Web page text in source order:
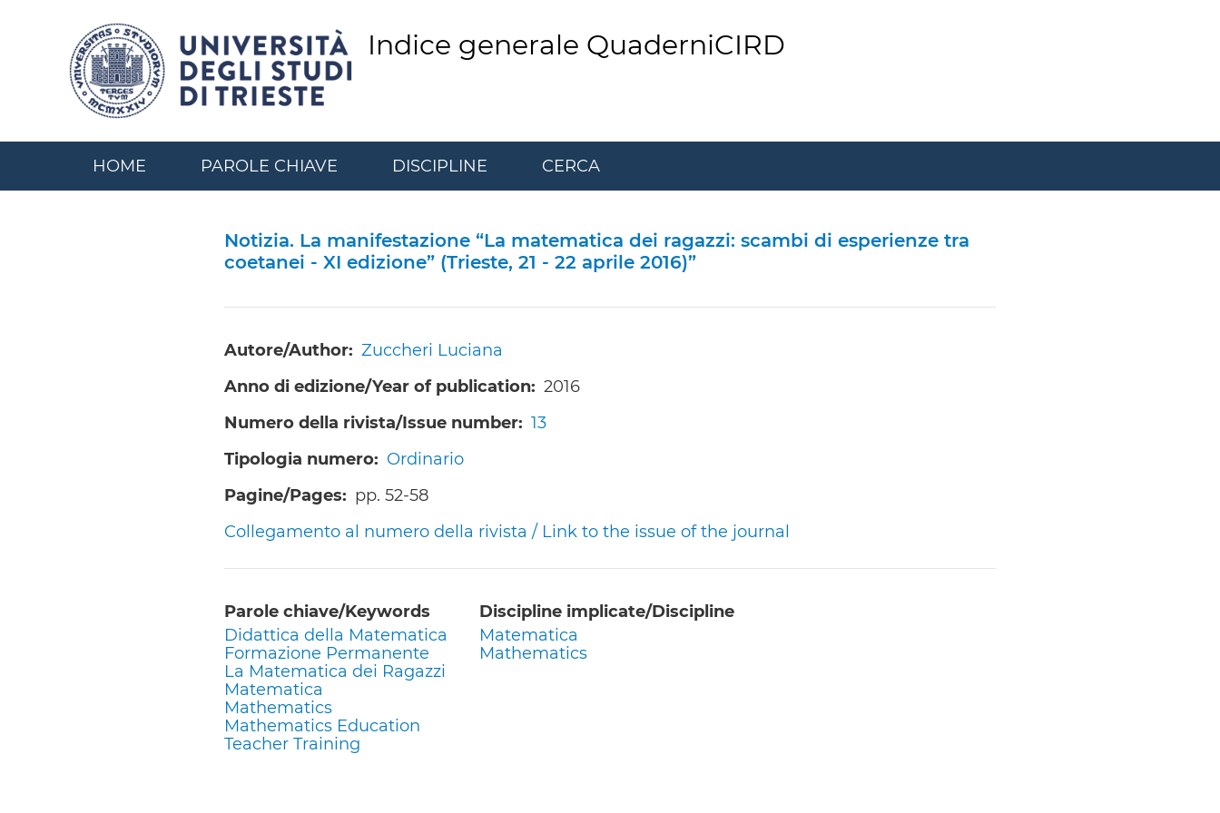
contenuto
principale
Indice generale QuaderniCIRD
HOME PAROLE CHIAVE DISCIPLINE CERCA
Notizia. La manifestazione “La matematica dei ragazzi: scambi di esperienze tra
coetanei - XI edizione” (Trieste, 21 - 22 aprile 2016)”
Autore/Author
Zuccheri Luciana
Anno di edizione/Year of publication
2016
Numero della rivista/Issue number
13
Tipologia numero
Ordinario
Pagine/Pages
pp. 52-58
Collegamento al numero della rivista / Link to the issue of the journal
Parole chiave/Keywords
Didattica della Matematica
Formazione Permanente
La Matematica dei Ragazzi
Matematica
Mathematics
Mathematics Education
Teacher Training
Discipline implicate/Discipline
Matematica
Mathematics